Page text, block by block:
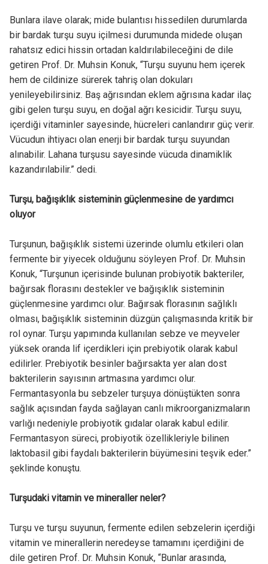
Bunlara ilave olarak; mide bulantısı hissedilen durumlarda
bir bardak turşu suyu içilmesi durumunda midede oluşan
rahatsız edici hissin ortadan kaldırılabileceğini de dile
getiren Prof. Dr. Muhsin Konuk, “Turşu suyunu hem içerek
hem de cildinize sürerek tahriş olan dokuları
yenileyebilirsiniz. Baş ağrısından eklem ağrısına kadar ilaç
gibi gelen turşu suyu, en doğal ağrı kesicidir. Turşu suyu,
içerdiği vitaminler sayesinde, hücreleri canlandırır güç verir.
Vücudun ihtiyacı olan enerji bir bardak turşu suyundan
alınabilir. Lahana turşusu sayesinde vücuda dinamiklik
kazandırılabilir.” dedi.
Turşu, bağışıklık sisteminin güçlenmesine de yardımcı
oluyor
Turşunun, bağışıklık sistemi üzerinde olumlu etkileri olan
fermente bir yiyecek olduğunu söyleyen Prof. Dr. Muhsin
Konuk, “Turşunun içerisinde bulunan probiyotik bakteriler,
bağırsak florasını destekler ve bağışıklık sisteminin
güçlenmesine yardımcı olur. Bağırsak florasının sağlıklı
olması, bağışıklık sisteminin düzgün çalışmasında kritik bir
rol oynar. Turşu yapımında kullanılan sebze ve meyveler
yüksek oranda lif içerdikleri için prebiyotik olarak kabul
edilirler. Prebiyotik besinler bağırsakta yer alan dost
bakterilerin sayısının artmasına yardımcı olur.
Fermantasyonla bu sebzeler turşuya dönüştükten sonra
sağlık açısından fayda sağlayan canlı mikroorganizmaların
varlığı nedeniyle probiyotik gıdalar olarak kabul edilir.
Fermantasyon süreci, probiyotik özellikleriyle bilinen
laktobasil gibi faydalı bakterilerin büyümesini teşvik eder.”
şeklinde konuştu.
Turşudaki vitamin ve mineraller neler?
Turşu ve turşu suyunun, fermente edilen sebzelerin içerdiği
vitamin ve minerallerin neredeyse tamamını içerdiğini de
dile getiren Prof. Dr. Muhsin Konuk, “Bunlar arasında,